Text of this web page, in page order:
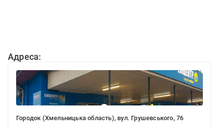
Адреса:
Городок (Хмельницька область), вул. Грушевського, 76